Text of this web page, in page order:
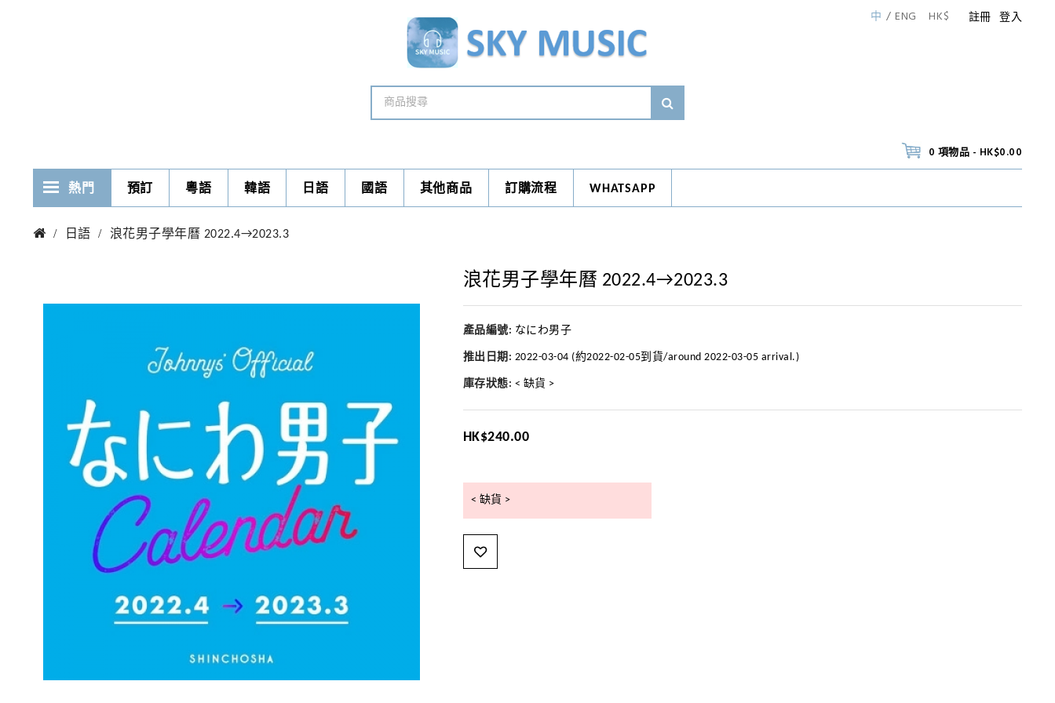
註冊 登入
中 ENG HK$
0 項物品 - HK$0.00
熱門 預訂 粵語 韓語 日語 國語 其他商品 訂購流程 WHATSAPP
日語 浪花男子學年曆 2022.4→2023.3
浪花男子學年曆 2022.4→2023.3
產品編號: なにわ男子
推出日期: 2022-03-04 (約2022-02-05到貨/around 2022-03-05 arrival.)
庫存狀態: < 缺貨 >
HK$240.00
< 缺貨 >